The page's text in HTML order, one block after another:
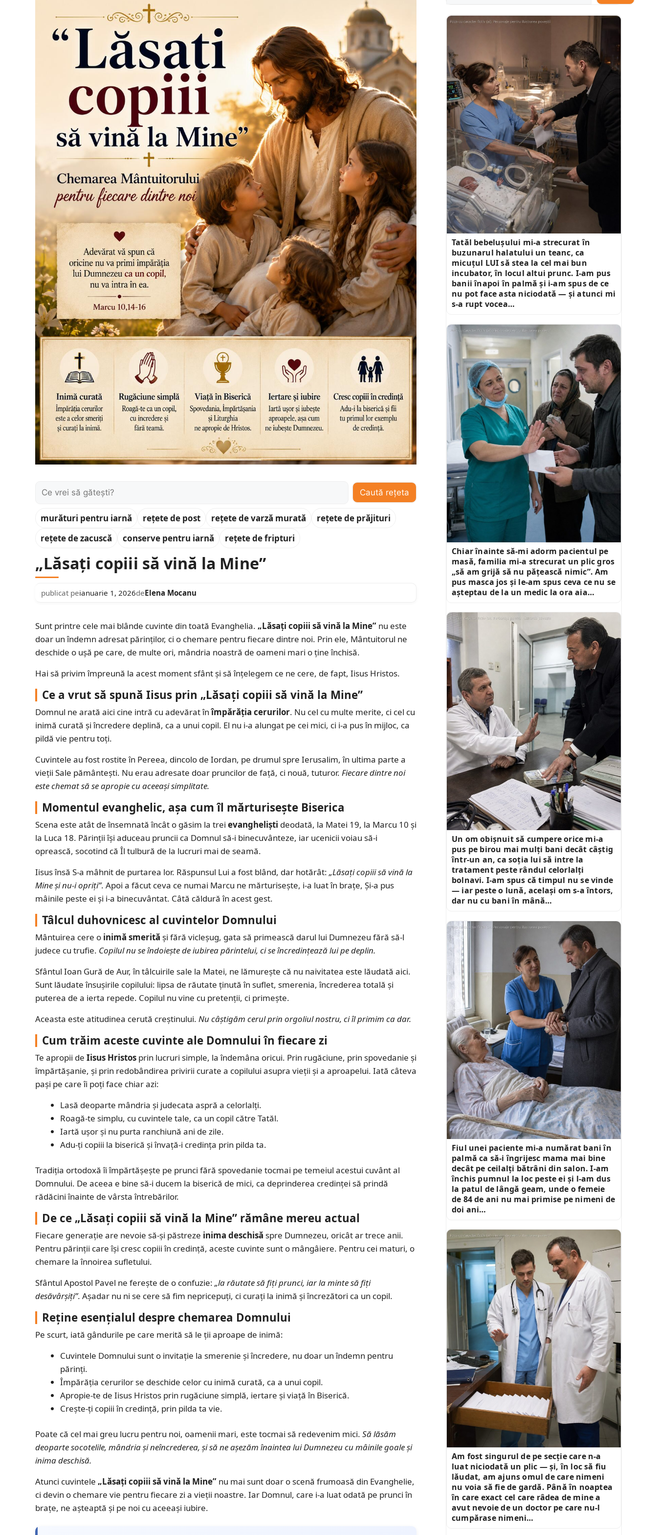
Caută: Caută rețeta
murături pentru iarnă rețete de post rețete de varză murată
rețete de prăjituri
rețete de zacuscă
conserve pentru iarnă rețete de fripturi
„Lăsați copiii să vină la Mine”
publicat peianuarie 1, 2026deElena Mocanu
Sunt printre cele mai blânde cuvinte din toată Evanghelia. „Lăsați copiii să vină la Mine” nu este
doar un îndemn adresat părinților, ci o chemare pentru fiecare dintre noi. Prin ele, Mântuitorul ne
deschide o ușă pe care, de multe ori, mândria noastră de oameni mari o ține închisă.
Hai să privim împreună la acest moment sfânt și să înțelegem ce ne cere, de fapt, Iisus Hristos.
Ce a vrut să spună Iisus prin „Lăsați copiii să vină la Mine”
Domnul ne arată aici cine intră cu adevărat înîmpărăția cerurilor. Nu cel cu multe merite, ci cel cu
inimă curată și încredere deplină, ca a unui copil. El nu i-a alungat pe cei mici, ci i-a pus în mijloc, ca
pildă vie pentru toți.
Cuvintele au fost rostite în Pereea, dincolo de Iordan, pe drumul spre Ierusalim, în ultima parte a
vieții Sale pământești. Nu erau adresate doar pruncilor de față, ci nouă, tuturor. Fiecare dintre noi
este chemat să se apropie cu aceeași simplitate.
Momentul evanghelic, așa cum îl mărturisește Biserica
Scena este atât de însemnată încât o găsim la trei evangheliști deodată, la Matei 19, la Marcu 10 și
la Luca 18. Părinții își aduceau pruncii ca Domnul să-i binecuvânteze, iar ucenicii voiau să-i
oprească, socotind că Îl tulbură de la lucruri mai de seamă.
Iisus însă S-a mâhnit de purtarea lor. Răspunsul Lui a fost blând, dar hotărât: „Lăsați copiii să vină la
Mine și nu-i opriți”. Apoi a făcut ceva ce numai Marcu ne mărturisește, i-a luat în brațe, Și-a pus
mâinile peste ei și i-a binecuvântat. Câtă căldură în acest gest.
Tâlcul duhovnicesc al cuvintelor Domnului
Mântuirea cere o inimă smerită și fără vicleșug, gata să primească darul lui Dumnezeu fără să-l
judece cu trufie. Copilul nu se îndoiește de iubirea părintelui, ci se încredințează lui pe deplin.
Sfântul Ioan Gură de Aur, în tâlcuirile sale la Matei, ne lămurește că nu naivitatea este lăudată aici.
Sunt lăudate însușirile copilului: lipsa de răutate ținută în suflet, smerenia, încrederea totală și
puterea de a ierta repede. Copilul nu vine cu pretenții, ci primește.
Aceasta este atitudinea cerută creștinului. Nu câștigăm cerul prin orgoliul nostru, ci îl primim ca dar.
Cum trăim aceste cuvinte ale Domnului în fiecare zi
Te apropii de Iisus Hristos prin lucruri simple, la îndemâna oricui. Prin rugăciune, prin spovedanie și
împărtășanie, și prin redobândirea privirii curate a copilului asupra vieții și a aproapelui. Iată câteva
pași pe care îi poți face chiar azi:
Lasă deoparte mândria și judecata aspră a celorlalți.
Roagă-te simplu, cu cuvintele tale, ca un copil către Tatăl.
Iartă ușor și nu purta ranchiună ani de zile.
Adu-ți copiii la biserică și învață-i credința prin pilda ta.
Tradiția ortodoxă îi împărtășește pe prunci fără spovedanie tocmai pe temeiul acestui cuvânt al
Domnului. De aceea e bine să-i ducem la biserică de mici, ca deprinderea credinței să prindă
rădăcini înainte de vârsta întrebărilor.
De ce „Lăsați copiii să vină la Mine” rămâne mereu actual
Fiecare generație are nevoie să-și păstreze inima deschisă spre Dumnezeu, oricât ar trece anii.
Pentru părinții care își cresc copiii în credință, aceste cuvinte sunt o mângâiere. Pentru cei maturi, o
chemare la înnoirea sufletului.
Sfântul Apostol Pavel ne ferește de o confuzie: „la răutate să fiți prunci, iar la minte să fiți
desăvârșiți”. Așadar nu ni se cere să fim nepricepuți, ci curați la inimă și încrezători ca un copil.
Reține esențialul despre chemarea Domnului
Pe scurt, iată gândurile pe care merită să le ții aproape de inimă:
Cuvintele Domnului sunt o invitație la smerenie și încredere, nu doar un îndemn pentru
părinți.
Împărăția cerurilor se deschide celor cu inimă curată, ca a unui copil.
Apropie-te de Iisus Hristos prin rugăciune simplă, iertare și viață în Biserică.
Crește-ți copiii în credință, prin pilda ta vie.
Poate că cel mai greu lucru pentru noi, oamenii mari, este tocmai să redevenim mici. Să lăsăm
deoparte socotelile, mândria și neîncrederea, și să ne așezăm înaintea lui Dumnezeu cu mâinile goale și
inima deschisă.
Atunci cuvintele „Lăsați copiii să vină la Mine” nu mai sunt doar o scenă frumoasă din Evanghelie,
ci devin o chemare vie pentru fiecare zi a vieții noastre. Iar Domnul, care i-a luat odată pe prunci în
brațe, ne așteaptă și pe noi cu aceeași iubire.
Tatăl bebelușului mi-a strecurat în
buzunarul halatului un teanc, ca
micuțul LUI să stea la cel mai bun
incubator, în locul altui prunc. I-am pus
banii înapoi în palmă și i-am spus de ce
nu pot face asta niciodată — și atunci mi
s-a rupt vocea…
Chiar înainte să-mi adorm pacientul pe
masă, familia mi-a strecurat un plic gros
„să am grijă să nu pățească nimic”. Am
pus masca jos și le-am spus ceva ce nu se
așteptau de la un medic la ora aia…
Un om obișnuit să cumpere orice mi-a
pus pe birou mai mulți bani decât câștig
într-un an, ca soția lui să intre la
tratament peste rândul celorlalți
bolnavi. I-am spus că timpul nu se vinde
— iar peste o lună, același om s-a întors,
dar nu cu bani în mână…
Fiul unei paciente mi-a numărat bani în
palmă ca să-i îngrijesc mama mai bine
decât pe ceilalți bătrâni din salon. I-am
închis pumnul la loc peste ei și l-am dus
la patul de lângă geam, unde o femeie
de 84 de ani nu mai primise pe nimeni de
doi ani…
Am fost singurul de pe secție care n-a
luat niciodată un plic — și, în loc să fiu
lăudat, am ajuns omul de care nimeni
nu voia să fie de gardă. Până în noaptea
în care exact cel care râdea de mine a
avut nevoie de un doctor pe care nu-l
cumpărase nimeni…